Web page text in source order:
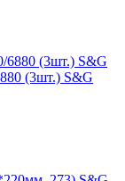
(3шт.) S&G